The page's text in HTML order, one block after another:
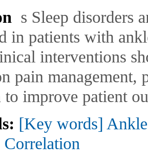
s Sleep disorders
in patients with
interventions
pain management,
improve patient
[Key words]